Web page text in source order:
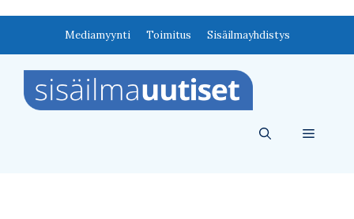
Mediamyynti Toimitus Sisäilmayhdistys
Valikko